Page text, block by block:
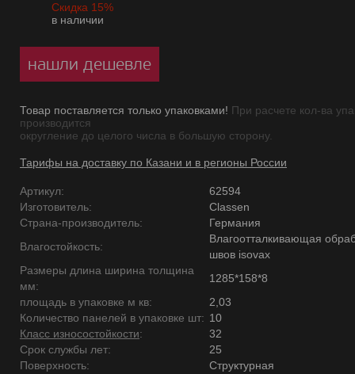
Скидка 15%
в наличии
нашли дешевле
Товар поставляется только упаковками! При расчете кол-ва
производится
округление до целого числа в большую сторону.
Тарифы на доставку по Казани и в регионы России
Артикул:
62594
Изготовитель:
Classen
Страна-производитель:
Германия
Влагостойкость:
Влагоотталкивающая
швов isovax
Размеры длина ширина толщина
мм:
1285*158*8
площадь в упаковке м кв:
2,03
Количество панелей в упаковке шт: 10
Класс износостойкости:
32
Срок службы лет:
25
Поверхность:
Структурная